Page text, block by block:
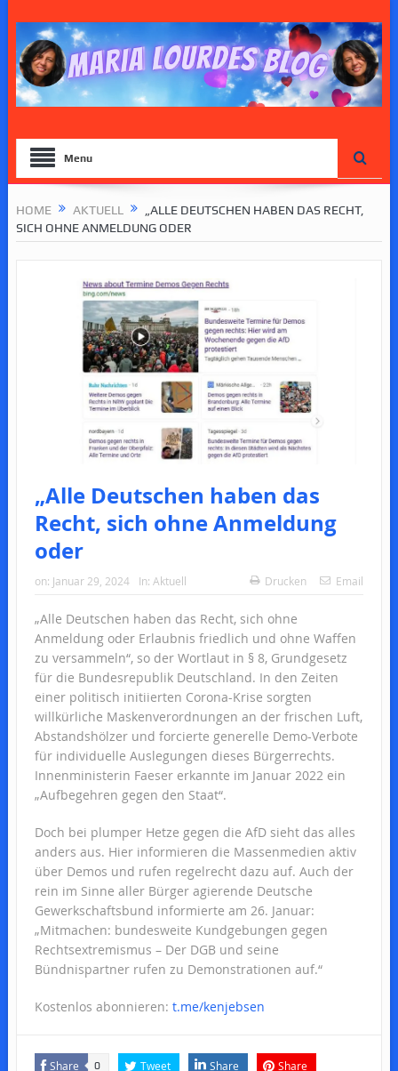
Menu
HOME AKTUELL
„ALLE DEUTSCHEN HABEN DAS RECHT,
SICH OHNE ANMELDUNG ODER
„Alle Deutschen haben das
Recht, sich ohne Anmeldung
oder
on: Januar 29, 2024 In: Aktuell Drucken Email
„Alle Deutschen haben das Recht, sich ohne
Anmeldung oder Erlaubnis friedlich und ohne Waffen
zu versammeln“, so der Wortlaut in § 8, Grundgesetz
für die Bundesrepublik Deutschland. In den Zeiten
einer politisch initiierten Corona-Krise sorgten
willkürliche Maskenverordnungen an der frischen Luft,
Abstandshölzer und forcierte generelle Demo-Verbote
für individuelle Auslegungen dieses Bürgerrechts.
Innenministerin Faeser erkannte im Januar 2022 ein
„Aufbegehren gegen den Staat“.
Doch bei plumper Hetze gegen die AfD sieht das alles
anders aus. Hier informieren die Massenmedien aktiv
über Demos und rufen regelrecht dazu auf. Auch der
rein im Sinne aller Bürger agierende Deutsche
Gewerkschaftsbund informierte am 26. Januar:
„Mitmachen: bundesweite Kundgebungen gegen
Rechtsextremismus – Der DGB und seine
Bündnispartner rufen zu Demonstrationen auf.“
Kostenlos abonnieren: t.me/kenjebsen
Share 0 Tweet Share Share